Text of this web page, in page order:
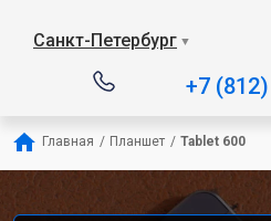
Санкт-Петербург ▼
+7
Главная / Планшет / Tablet 600